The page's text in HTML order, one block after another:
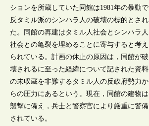
ションを所蔵していた同館は1981年の暴動で
反タミル派のシンハラ人の破壊の標的とされ
た。同館の再建はタミル人社会とシンハラ人
社会との亀裂を埋めることに寄与すると考え
られている。計画の休止の原因は，同館が破
壊されるに至った経緯について記された資料
の未収蔵を非難するタミル人の反政府勢力か
らの圧力にあるという。現在，同館の建物は
襲撃に備え，兵士と警察官により厳重に警備
されている。